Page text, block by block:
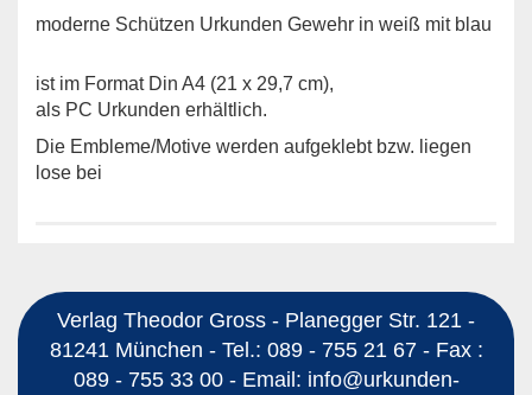
moderne Schützen Urkunden Gewehr in weiß mit blau
ist im Format Din A4 (21 x 29,7 cm),
als PC Urkunden erhältlich.
Die Embleme/Motive werden aufgeklebt bzw. liegen
lose bei
Verlag Theodor Gross - Planegger Str. 121 -
81241 München - Tel.: 089 - 755 21 67 - Fax :
089 - 755 33 00 - Email: info@urkunden-